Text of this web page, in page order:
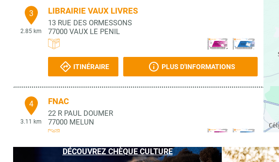
3
2.85 km
LIBRAIRIE VAUX LIVRES
13 RUE DES ORMESSONS
77000 VAUX LE PENIL
ITINÉRAIRE PLUS D'INFORMATIONS
4
3.11 km
FNAC
22 R PAUL DOUMER
77000 MELUN
ITINÉRAIRE PLUS D'INFORMATIONS
DÉCOUVREZ CHÈQUE CULTURE